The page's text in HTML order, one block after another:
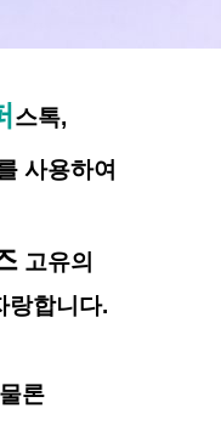
스톡,
사용하여
고유의
랑합니다.
론